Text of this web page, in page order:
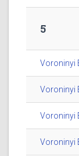
5
Voroninyi
Voroninyi
Voroninyi
Voroninyi